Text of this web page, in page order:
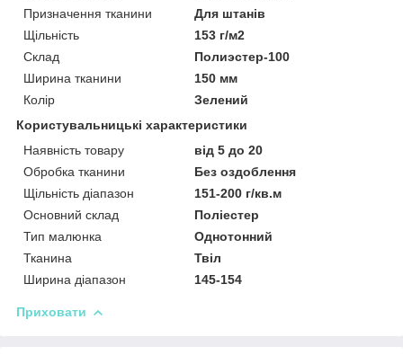
Призначення тканини
Для штанів
Щільність
153 г/м2
Склад
Полиэстер-100
Ширина тканини
150 мм
Колір
Зелений
Користувальницькі характеристики
Наявність товару
від 5 до 20
Обробка тканини
Без оздоблення
Щільність діапазон
151-200 г/кв.м
Основний склад
Поліестер
Тип малюнка
Однотонний
Тканина
Твіл
Ширина діапазон
145-154
Приховати